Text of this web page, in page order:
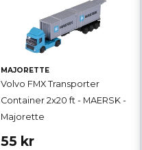
MAJORETTE
Volvo FMX Transporter
Container 2x20 ft - MAERSK -
Majorette
55 kr